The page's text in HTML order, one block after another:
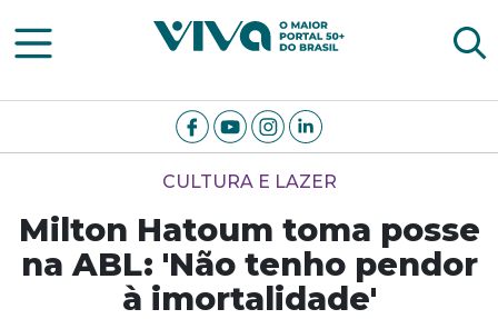
Viva Notícias
CULTURA E LAZER
Milton Hatoum toma posse
na ABL: 'Não tenho pendor
à imortalidade'